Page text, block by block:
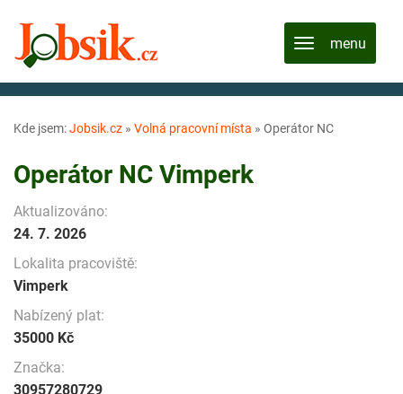
Kde jsem:Jobsik.cz » Volná pracovní místa » Operátor NC
Operátor NC Vimperk
Aktualizováno:
24. 7. 2026
Lokalita pracoviště:
Vimperk
Nabízený plat:
35000 Kč
Značka:
30957280729